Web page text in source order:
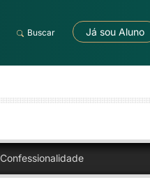
Buscar Já sou Aluno
Confessionalidade